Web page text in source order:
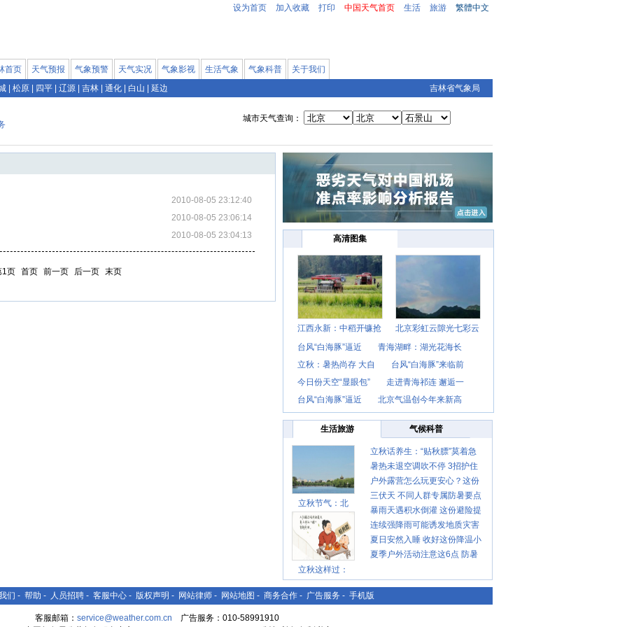
设为首页 加入收藏 打印 中国天气首页 生活 旅游 繁體中文
首页 天气预报 气象预警 天气实况 气象影视 生活气象 气象科普
关于我们
松原 四平 辽源 吉林 通化 白山 延边 吉林省气象局
城市天气查询：
2010-08-05 23:12:40
2010-08-05 23:06:14
2010-08-05 23:04:13
1页 首页 前一页 后一页 末页
高清图集
江西永新：中稻开镰抢
北京彩虹云隙光七彩云
台风“白海豚”逼近
青海湖畔：湖光花海长
立秋：暑热尚存 大自
台风“白海豚”来临前
今日份天空“显眼包”
走进青海祁连 邂逅一
台风“白海豚”逼近
北京气温创今年来新高
生活旅游 气候科普
立秋节气：北
立秋这样过：
立秋话养生：“贴秋膘”莫着急
先清暑再防燥
暑热未退空调吹不停 3招护住
肩颈不酸痛
户外露营怎么玩更安心？这份
攻略请收好
三伏天 不同人群专属防暑要点
请收好
暴雨天遇积水倒灌 这份避险提
示请收好
连续强降雨可能诱发地质灾害
这些前兆要知道
夏日安然入睡 收好这份降温小
贴士
夏季户外活动注意这6点 防暑
们 - 帮助 - 人员招聘 - 客服中心 - 版权声明 - 网站律师 - 网站地图 - 商务合作 - 广告服务 - 手机版
客服邮箱： service@weather.com.cn 广告服务：010-58991910